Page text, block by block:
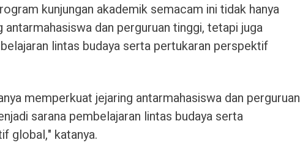
kunjungan akademik semacam ini tidak hanya
dan perguruan tinggi, tetapi juga
lintas budaya serta pertukaran perspektif
memperkuat jejaring antarmahasiswa dan perguruan
sarana pembelajaran lintas budaya serta
global," katanya.